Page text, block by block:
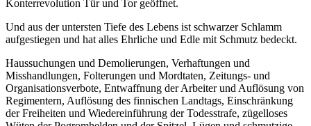
Konterrevolution Tür und Tor geöffnet.
Und aus der untersten Tiefe des Lebens ist schwarzer Schlamm
aufgestiegen und hat alles Ehrliche und Edle mit Schmutz bedeckt.
Haussuchungen und Demolierungen, Verhaftungen und
Misshandlungen, Folterungen und Mordtaten, Zeitungs- und
Organisationsverbote, Entwaffnung der Arbeiter und Auflösung von
Regimentern, Auflösung des finnischen Landtags, Einschränkung
der Freiheiten und Wiedereinführung der Todesstrafe, zügelloses